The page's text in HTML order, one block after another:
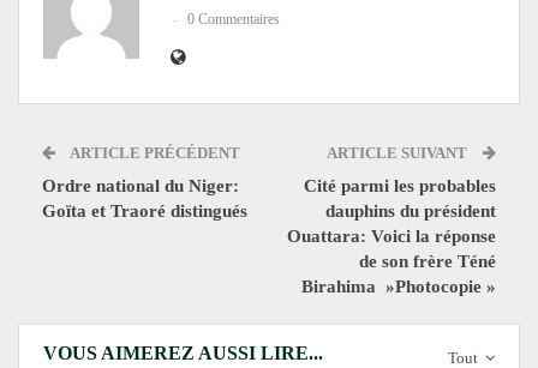
0 Commentaires
ARTICLE PRÉCÉDENT
Ordre national du Niger:
Goïta et Traoré distingués
ARTICLE SUIVANT
Cité parmi les probables
dauphins du président
Ouattara: Voici la réponse
de son frère Téné
Birahima »Photocopie »
Tout
VOUS AIMEREZ AUSSI LIRE...